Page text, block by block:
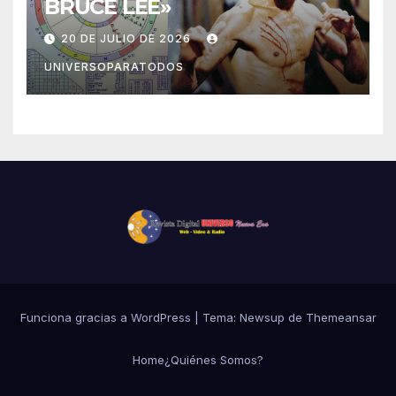
BRUCE LEE»
20 DE JULIO DE 2026
UNIVERSOPARATODOS
Funciona gracias a WordPress Tema: Newsup de Themeansar
Home¿Quiénes Somos?